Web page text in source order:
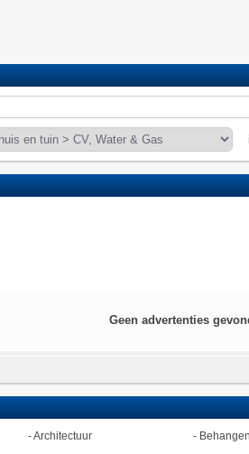
Geen advertenties
-Architectuur - Behangen